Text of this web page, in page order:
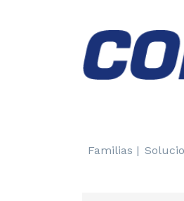
Familias |